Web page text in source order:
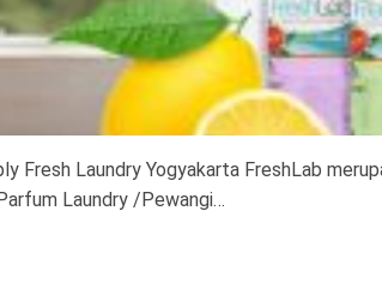
Fresh Laundry Yogyakarta FreshLab
Laundry /Pewangi…